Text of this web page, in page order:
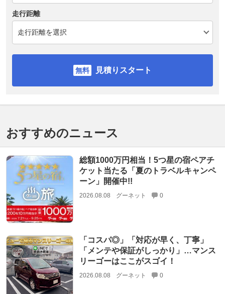
走行距離
見積りスタート
おすすめのニュース
総額1000万円相当！5つ星の宿ペアチ
ケット当たる「夏のトラベルキャンペ
ーン」開催中!!
2026.08.08 グーネット 0
「コスパ◎」「対応が早く、丁寧」
「メンテや保証がしっかり」…マンス
リーゴーはここがスゴイ！
2026.08.08 グーネット 0